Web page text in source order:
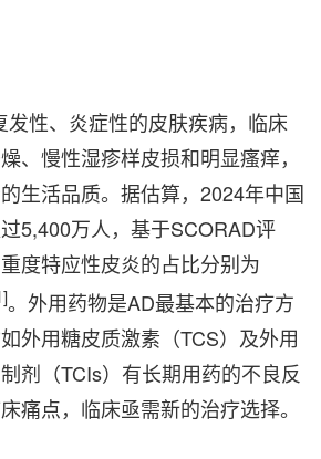
性、炎症性的皮肤疾病，临床
、慢性湿疹样皮损和明显瘙痒，
生活品质。据估算，2024年中国
5,400万人，基于SCORAD评
度特应性皮炎的占比分别为
。外用药物是AD最基本的治疗方
外用糖皮质激素（TCS）及外用
剂（TCIs）有长期用药的不良反
痛点，临床亟需新的治疗选择。